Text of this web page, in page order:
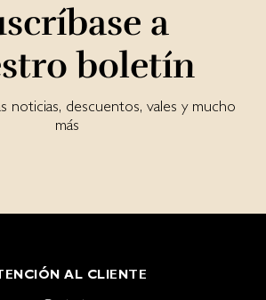
a
boletín
noticias, descuentos, vales y mucho
más
AL CLIENTE